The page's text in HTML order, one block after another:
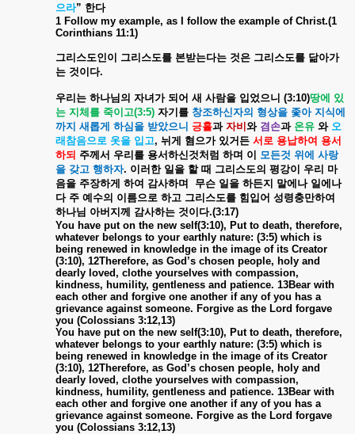
으라” 한다
1 Follow my example, as I follow the example of Christ.(1
Corinthians 11:1)
그리스도인이 그리스도를 본받는다는 것은 그리스도를 닮아가
는 것이다.
우리는 하나님의 자녀가 되어 새 사람을 입었으니 (3:10)땅에 있
는 지체를 죽이고(3:5) 자기를 창조하신자의 형상을 좇아 지식에
까지 새롭게 하심을 받았으니 긍휼과 자비 와 겸손과 온유 와 오
래참음으로 옷을 입고, 뉘게 혐으가 있거든 서로 용납하여 용서
하되 주께서 우리를 용서하신것처럼 하며 이 모든것 위에 사랑
을 갖고 행하자. 이러한 일을 할 때 그리스도의 평강이 우리 마
음을 주장하게 하여 감사하며 무슨 일을 하든지 말에나 일에나
다 주 예수의 이름으로 하고 그리스도를 힘입어 성령충만하여
하나님 아버지께 감사하는 것이다.(3:17)
You have put on the new self(3:10), Put to death, therefore,
whatever belongs to your earthly nature: (3:5) which is
being renewed in knowledge in the image of its Creator
(3:10), 12Therefore, as God’s chosen people, holy and
dearly loved, clothe yourselves with compassion,
kindness, humility, gentleness and patience. 13Bear with
each other and forgive one another if any of you has a
grievance against someone. Forgive as the Lord forgave
you (Colossians 3:12,13)
You have put on the new self(3:10), Put to death, therefore,
whatever belongs to your earthly nature: (3:5) which is
being renewed in knowledge in the image of its Creator
(3:10), 12Therefore, as God’s chosen people, holy and
dearly loved, clothe yourselves with compassion,
kindness, humility, gentleness and patience. 13Bear with
each other and forgive one another if any of you has a
grievance against someone. Forgive as the Lord forgave
you (Colossians 3:12,13)